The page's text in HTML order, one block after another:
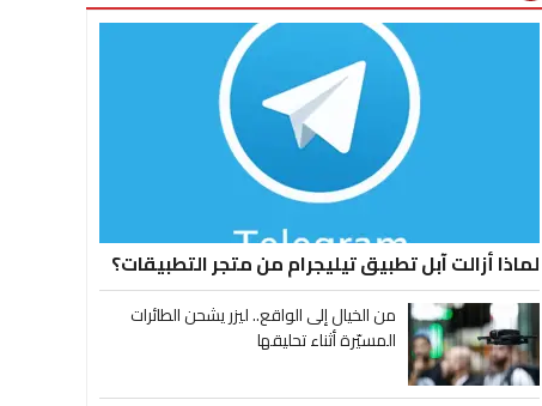
لماذا أزالت آبل تطبيق تيليجرام من متجر التطبيقات؟
من الخيال إلى الواقع.. ليزر يشحن الطائرات
المسيّرة أثناء تحليقها